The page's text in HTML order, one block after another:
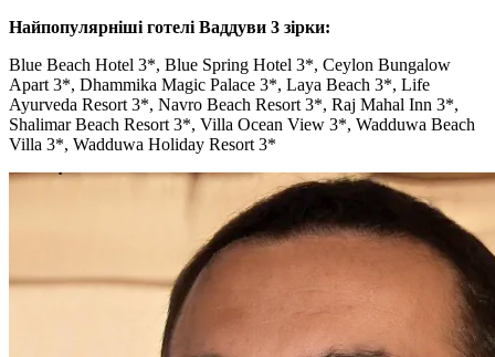
Найпопулярніші готелі Ваддуви 3 зірки:
Blue Beach Hotel 3*, Blue Spring Hotel 3*, Ceylon Bungalow
Apart 3*, Dhammika Magic Palace 3*, Laya Beach 3*, Life
Ayurveda Resort 3*, Navro Beach Resort 3*, Raj Mahal Inn 3*,
Shalimar Beach Resort 3*, Villa Ocean View 3*, Wadduwa Beach
Villa 3*, Wadduwa Holiday Resort 3*